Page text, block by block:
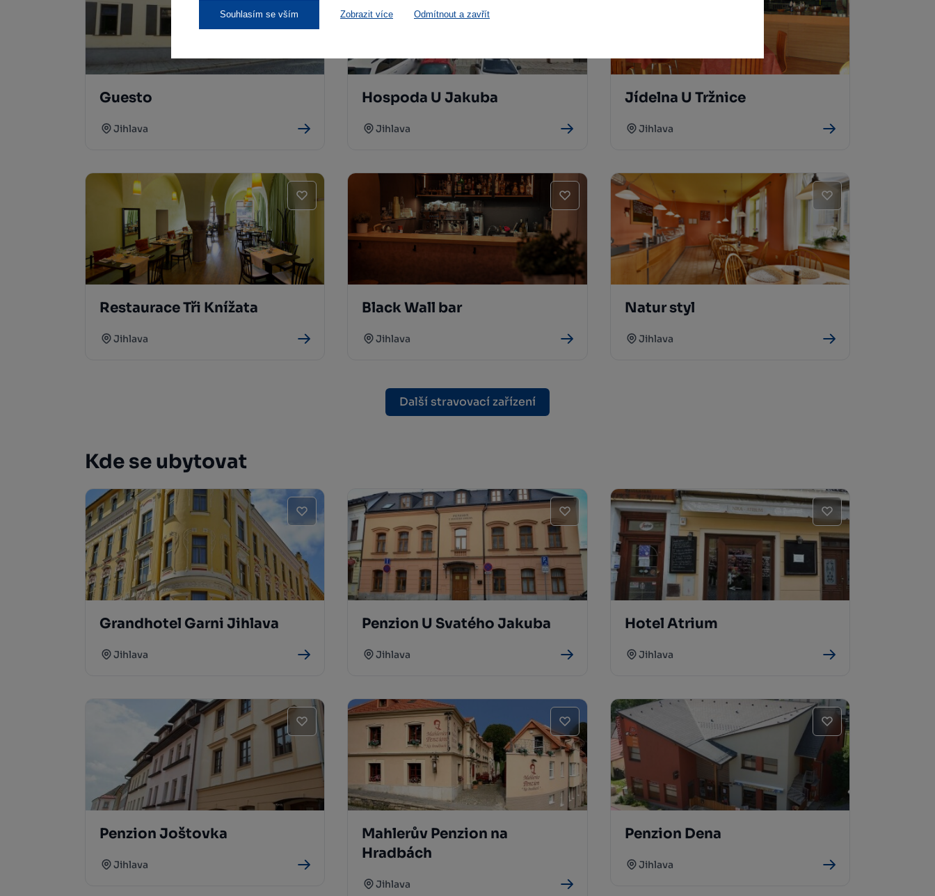
Souhlasím se vším Zobrazit více Odmítnout a zavřít
Guesto
Jihlava
Hospoda U Jakuba
Jihlava
Jídelna U Tržnice
Jihlava
Restaurace Tři Knížata
Jihlava
Black Wall bar
Jihlava
Natur styl
Jihlava
Další stravovací zařízení
Kde se ubytovat
Grandhotel Garni Jihlava
Jihlava
Penzion U Svatého Jakuba
Jihlava
Hotel Atrium
Jihlava
Penzion Joštovka
Jihlava
Mahlerův Penzion na
Hradbách
Jihlava
Penzion Dena
Jihlava